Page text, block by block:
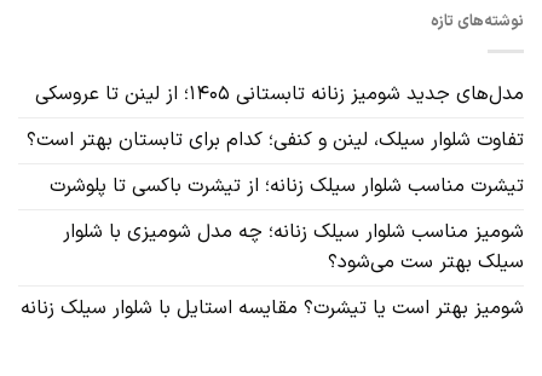
نوشته‌های تازه
مدل‌های جدید شومیز زنانه تابستانی ۱۴۰۵؛ از لینن تا عروسکی
تفاوت شلوار سیلک، لینن و کنفی؛ کدام برای تابستان بهتر است؟
تیشرت مناسب شلوار سیلک زنانه؛ از تیشرت باکسی تا پلوشرت
شومیز مناسب شلوار سیلک زنانه؛ چه مدل شومیزی با شلوار
سیلک بهتر ست می‌شود؟
شومیز بهتر است یا تیشرت؟ مقایسه استایل با شلوار سیلک زنانه